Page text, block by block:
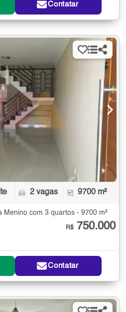
Contatar
2 vagas 9700 m²
Menino com 3 quartos - 9700 m²
R$ 750.000
Contatar